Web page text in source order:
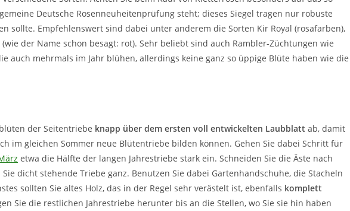
Deutsche Rosenneuheitenprüfung steht; dieses Siegel tragen nur robuste
sollte. Empfehlenswert sind dabei unter anderem die Sorten Kir Royal (rosafarben),
der Name schon besagt: rot). Sehr beliebt sind auch Rambler-Züchtungen wie
auch mehrmals im Jahr blühen, allerdings keine ganz so üppige Blüte haben wie die
der Seitentriebe knapp über dem ersten voll entwickelten Laubblatt ab, damit
im gleichen Sommer neue Blütentriebe bilden können. Gehen Sie dabei Schritt für
etwa die Hälfte der langen Jahrestriebe stark ein. Schneiden Sie die Äste nach
dicht stehende Triebe ganz. Benutzen Sie dabei Gartenhandschuhe, die Stacheln
sollten Sie altes Holz, das in der Regel sehr verästelt ist, ebenfalls komplett
Sie die restlichen Jahrestriebe herunter bis an die Stellen, wo Sie sie hin haben